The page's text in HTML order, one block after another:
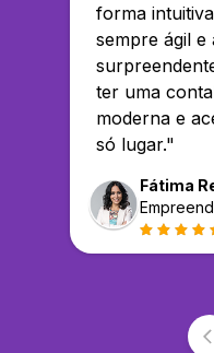
forma
sempre ágil e
ter uma
moderna e
só lugar."
Fátima